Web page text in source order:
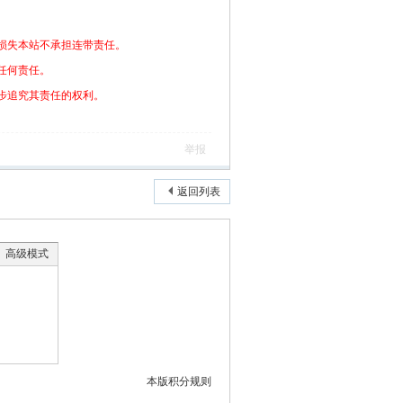
本站不承担连带责任。
责任。
究其责任的权利。
举报
返回列表
高级模式
本版积分规则